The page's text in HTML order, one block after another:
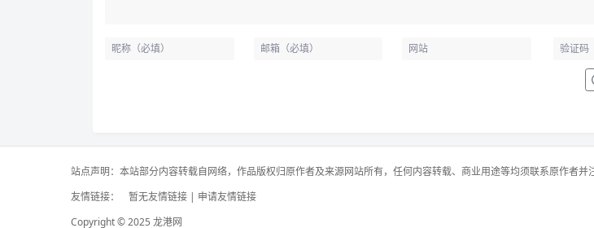
站点声明：本站部分内容转载自网络，作品版权归原作者及来源网站所有，任何内容转载、商业用途等均须联系原作者并
友情链接：
暂无友情链接 | 申请友情链接
Copyright © 2025 龙港网